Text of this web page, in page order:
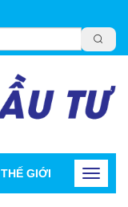
THẾ GIỚI CHỨNG
Toggle